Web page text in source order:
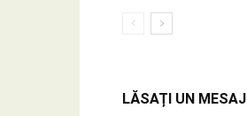
LĂSAȚI UN MESAJ